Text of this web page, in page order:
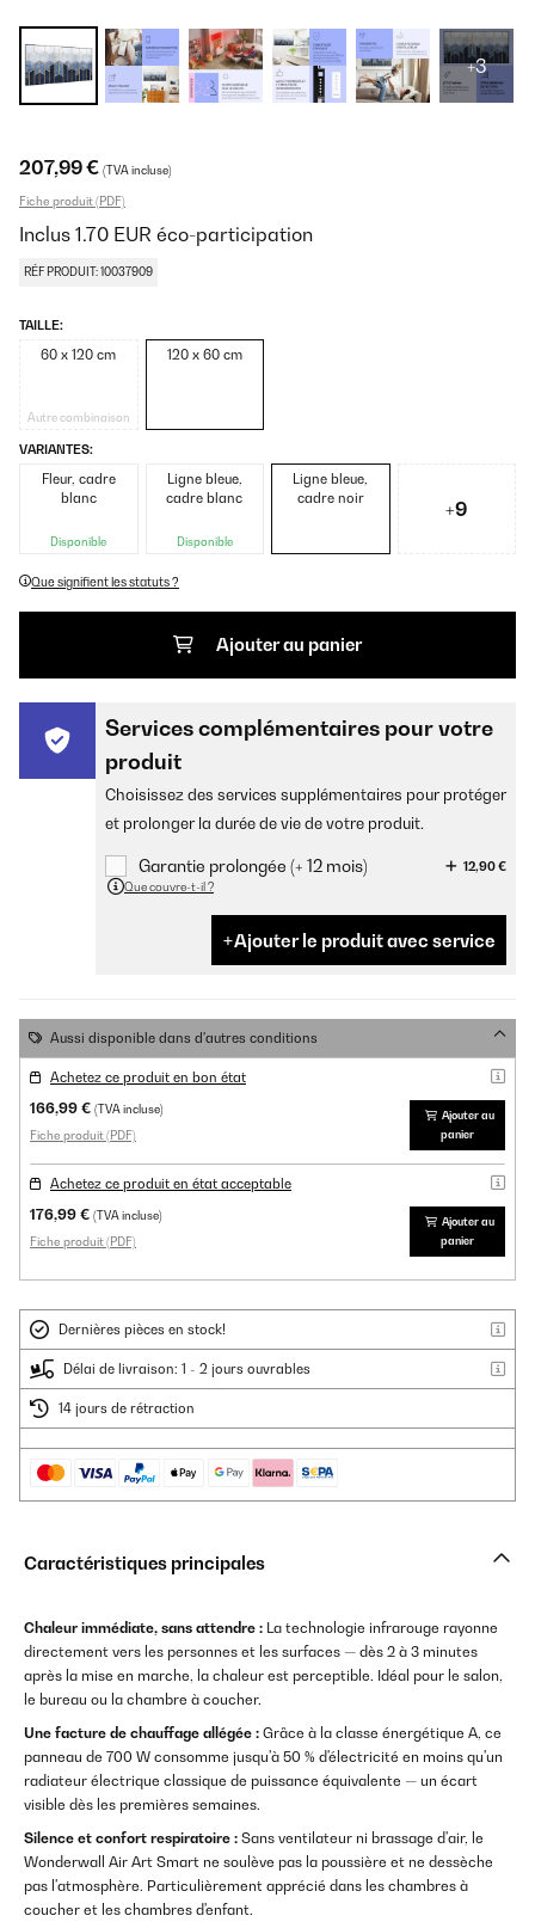
+3
207,99 € (TVA incluse)
Fiche produit (PDF)
Inclus 1.70 EUR éco-participation
RÉF PRODUIT: 10037909
TAILLE:
60 x 120 cm
Autre combinaison
120 x 60 cm
VARIANTES:
Fleur, cadre
blanc
Disponible
Ligne bleue,
cadre blanc
Disponible
Ligne bleue,
cadre noir
+9
Que signifient les statuts ?
Ajouter au panier
Services complémentaires pour votre
produit
Choisissez des services supplémentaires pour protéger
et prolonger la durée de vie de votre produit.
Garantie prolongée (+ 12 mois)
12,90 €
Que couvre-t-il ?
Ajouter le produit avec service
Aussi disponible dans d'autres conditions
Achetez ce produit en bon état
166,99 € (TVA incluse)
Fiche produit (PDF)
Ajouter au
panier
Achetez ce produit en état acceptable
176,99 € (TVA incluse)
Fiche produit (PDF)
Ajouter au
panier
Dernières pièces en stock!
Délai de livraison: 1 - 2 jours ouvrables
14 jours de rétraction
Caractéristiques principales
Chaleur immédiate, sans attendre : La technologie infrarouge rayonne
directement vers les personnes et les surfaces — dès 2 à 3 minutes
après la mise en marche, la chaleur est perceptible. Idéal pour le salon,
le bureau ou la chambre à coucher.
Une facture de chauffage allégée : Grâce à la classe énergétique A, ce
panneau de 700 W consomme jusqu'à 50 % d'électricité en moins qu'un
radiateur électrique classique de puissance équivalente — un écart
visible dès les premières semaines.
Silence et confort respiratoire : Sans ventilateur ni brassage d'air, le
Wonderwall Air Art Smart ne soulève pas la poussière et ne dessèche
pas l'atmosphère. Particulièrement apprécié dans les chambres à
coucher et les chambres d'enfant.